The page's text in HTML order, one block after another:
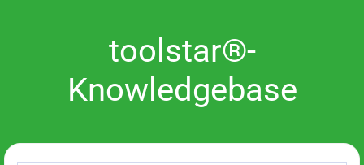
toolstar®-
Knowledgebase